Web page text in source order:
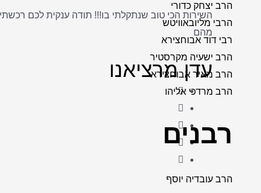
הרב יצחק כדורי
הרבי מליובאוויטש
רבי דוד אבוחצירא
הרב ישעיה מקרסטיר
הרב מאיר אבוחצירא
הרב מרדכי אליהו
רבנים
הרב עובדיה יוסף
השירות הכי טוב שנתקלתי בו!!! תודה ענקית לכם
מהם
עדן מרציאנו